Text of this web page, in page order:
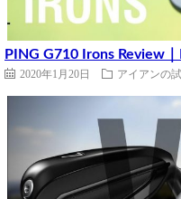
PING G710 Irons Review
2020年1月20日 アイアンの